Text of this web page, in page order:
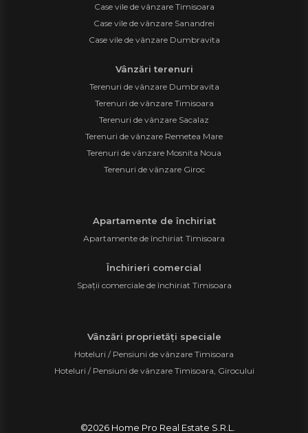
Case vile de vânzare Timisoara
Case vile de vânzare Sanandrei
Case vile de vânzare Dumbravita
Vânzări terenuri
Terenuri de vânzare Dumbravita
Terenuri de vânzare Timisoara
Terenuri de vânzare Sacalaz
Terenuri de vânzare Remetea Mare
Terenuri de vânzare Mosnita Noua
Terenuri de vânzare Giroc
Apartamente de închiriat
Apartamente de închiriat Timisoara
Închirieri comercial
Spații comerciale de închiriat Timisoara
Vânzări proprietăți speciale
Hoteluri / Pensiuni de vânzare Timisoara
Hoteluri / Pensiuni de vânzare Timisoara, Girocului
©2026Home Pro Real Estate S.R.L.